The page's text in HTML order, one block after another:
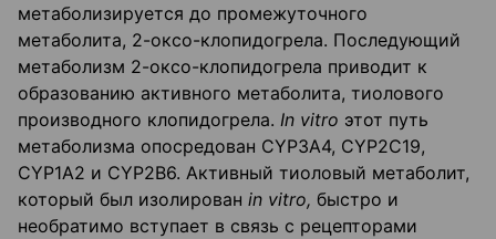
метаболизируется до промежуточного
метаболита, 2-оксо-клопидогрела. Последующий
метаболизм 2-оксо-клопидогрела приводит к
образованию активного метаболита, тиолового
производного клопидогрела. In vitro этот путь
метаболизма опосредован CYP3A4, CYP2C19,
CYP1A2 и CYP2B6. Активный тиоловый метаболит,
который был изолирован in vitro, быстро и
необратимо вступает в связь с рецепторами